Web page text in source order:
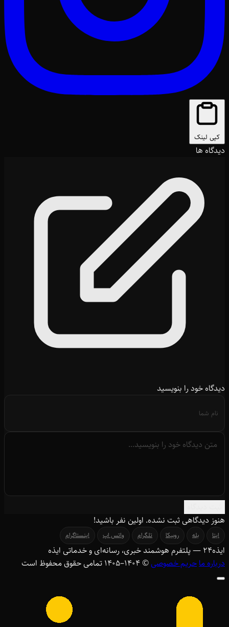
کپی لینک
دیدگاه ها
دیدگاه خود را بنویسید
هنوز دیدگاهی ثبت نشده. اولین نفر باشید!
ایتا بله روبیکا تلگرام واتس اپ اینستاگرام
ایذه۲۴ — پلتفرم هوشمند خبری، رسانه‌ای و خدماتی ایذه
درباره ماحریم خصوصی© ۱۴۰۴–1405 تمامی حقوق محفوظ است